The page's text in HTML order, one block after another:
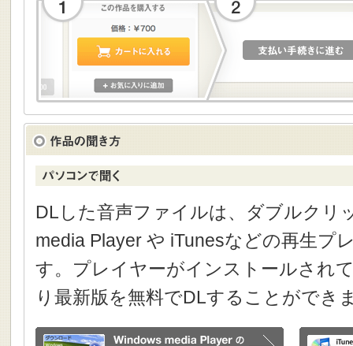
DLした音声ファイルは、ダブルクリ
media Player や iTunesなどの再生プ
す。プレイヤーがインストールされ
り最新版を無料でDLすることができ